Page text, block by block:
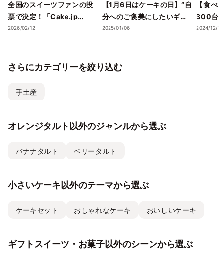
全国のスイーツファンの投
票で決定！「Cake.jp
Award 2026」受賞店舗を
ツの名店が集結 ―
2026/02/12
【1月6日はケーキの日】“自
分へのご褒美にしたいギフ
トスイーツ・ケーキ”5選
2025/01/06
【食
300台
スイ
2024/12/
さらにカテゴリーを絞り込む
手土産
オレンジタルト以外のジャンルから選ぶ
バナナタルト ベリータルト
小さいケーキ以外のテーマから選ぶ
ケーキセット おしゃれなケーキ おいしいケーキ
ギフトスイーツ・お菓子以外のシーンから選ぶ